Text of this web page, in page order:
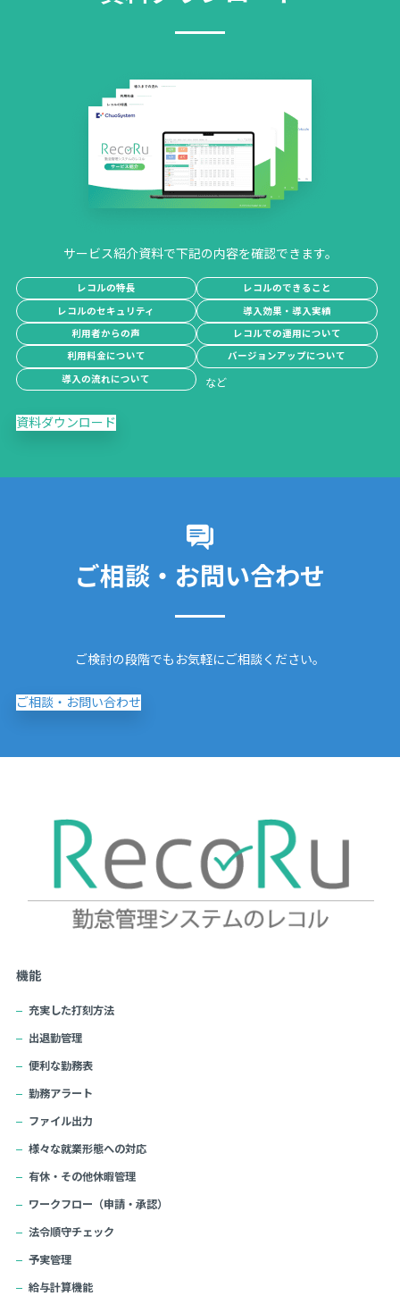
サービス紹介資料で下記の内容を確認できます。
レコルの特長
レコルのできること
レコルのセキュリティ
導入効果・導入実績
利用者からの声
レコルでの運用について
利用料金について
バージョンアップについて
導入の流れについて
資料ダウンロード
ご相談・お問い合わせ
ご検討の段階でもお気軽にご相談ください。
ご相談・お問い合わせ
機能
充実した打刻方法
出退勤管理
便利な勤務表
勤務アラート
ファイル出力
様々な就業形態への対応
有休・その他休暇管理
ワークフロー（申請・承認）
法令順守チェック
予実管理
給与計算機能